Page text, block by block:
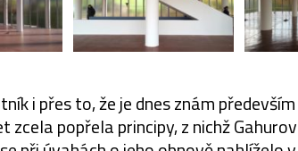
i přes to, že je dnes znám
popřela principy, z nichž